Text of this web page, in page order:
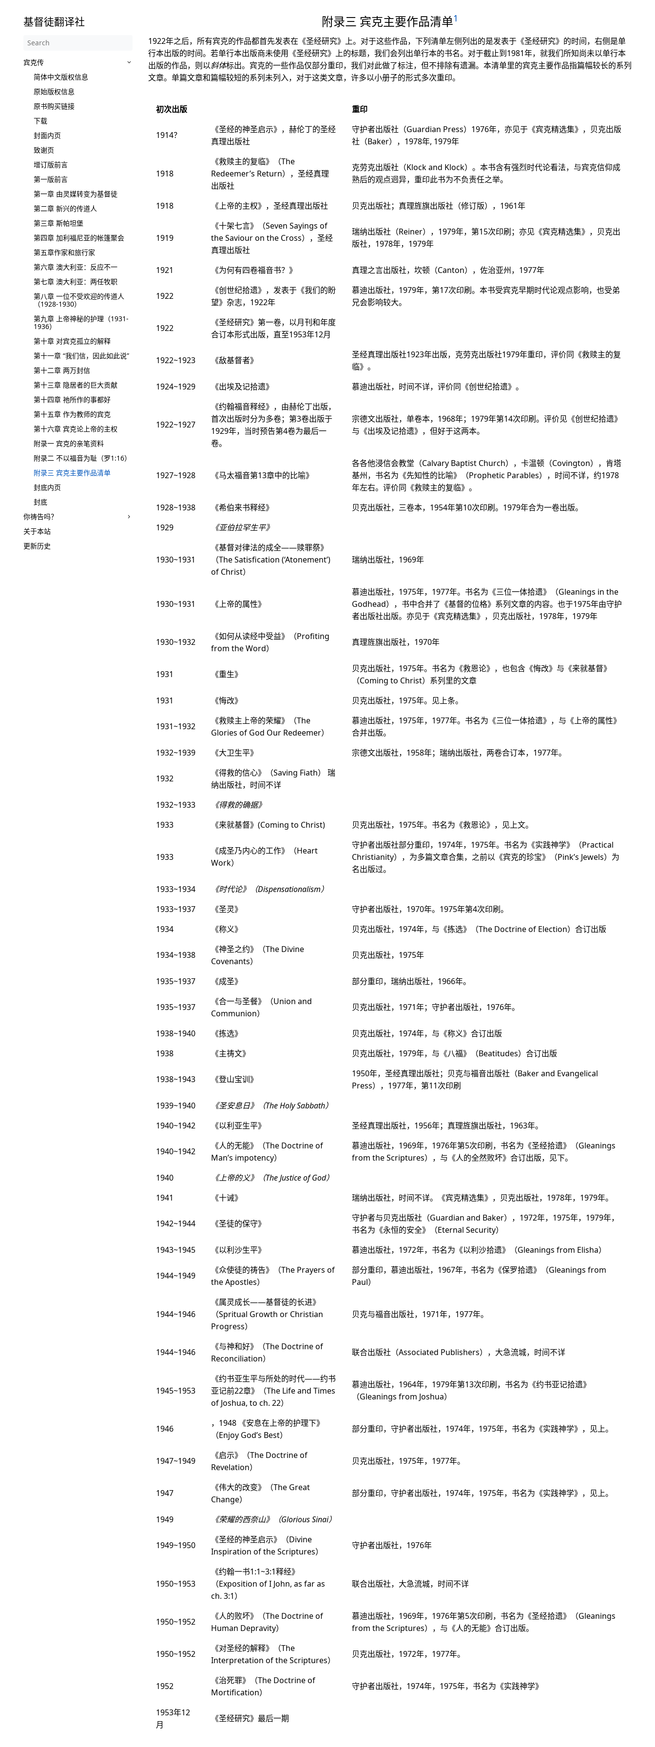
基督徒翻译社
宾克传
简体中文版权信息
原始版权信息
原书购买链接
下载
封面内页
致谢页
增订版前言
第一版前言
第一章 由灵媒转变为基督徒
第二章 新兴的传道人
第三章 斯帕坦堡
第四章 加利福尼亚的帐篷聚会
第五章作家和旅行家
第六章 澳大利亚：反应不一
第七章 澳大利亚：两任牧职
第八章 一位不受欢迎的传道人
（1928-1930）
第九章 上帝神秘的护理（1931-
1936）
第十章 对宾克孤立的解释
第十一章 “我们信，因此如此说”
第十二章 两万封信
第十三章 隐居者的巨大贡献
第十四章 祂所作的事都好
第十五章 作为教师的宾克
第十六章 宾克论上帝的主权
附录一 宾克的亲笔资料
附录二 不以福音为耻（罗1:16）
附录三 宾克主要作品清单
封底内页
封底
你祷告吗？
关于本站
更新历史
附录三 宾克主要作品清单1
1922年之后，所有宾克的作品都首先发表在《圣经研究》上。对于这些作品，下列清单左侧列出的是发表于《圣经研究》的时间，右侧是单
行本出版的时间。若单行本出版商未使用《圣经研究》上的标题，我们会列出单行本的书名。对于截止到1981年，就我们所知尚未以单行本
出版的作品，则以斜体标出。宾克的一些作品仅部分重印，我们对此做了标注，但不排除有遗漏。本清单里的宾克主要作品指篇幅较长的系列
文章。单篇文章和篇幅较短的系列未列入，对于这类文章，许多以小册子的形式多次重印。
初次出版 重印
1914？
《圣经的神圣启示》，赫伦丁的圣经
真理出版社
守护者出版社（Guardian Press）1976年，亦见于《宾克精选集》，贝克出版
社（Baker），1978年, 1979年
1918
《救赎主的复临》（The
Redeemer’s Return），圣经真理
出版社
克劳克出版社（Klock and Klock）。本书含有强烈时代论看法，与宾克信仰成
熟后的观点迥异，重印此书为不负责任之举。
1918 《上帝的主权》，圣经真理出版社 贝克出版社；真理旌旗出版社（修订版），1961年
1919
《十架七言》（Seven Sayings of
the Saviour on the Cross），圣经
真理出版社
瑞纳出版社（Reiner），1979年，第15次印刷；亦见《宾克精选集》，贝克出
版社，1978年，1979年
1921 《为何有四卷福音书？》 真理之言出版社，坎顿（Canton），佐治亚州，1977年
1922
《创世纪拾遗》，发表于《我们的盼
望》杂志，1922年
慕迪出版社，1979年，第17次印刷。本书受宾克早期时代论观点影响，也受弟
兄会影响较大。
1922
《圣经研究》第一卷，以月刊和年度
合订本形式出版，直至1953年12月
1922~1923 《敌基督者》
圣经真理出版社1923年出版，克劳克出版社1979年重印，评价同《救赎主的复
临》。
1924~1929
《出埃及记拾遗》 慕迪出版社，时间不详，评价同《创世纪拾遗》。
1922~1927
《约翰福音释经》，由赫伦丁出版，
首次出版时分为多卷；第3卷出版于
1929年，当时预告第4卷为最后一
卷。
宗德文出版社，单卷本，1968年；1979年第14次印刷。评价见《创世纪拾遗》
与《出埃及记拾遗》，但好于这两本。
1927~1928 《马太福音第13章中的比喻》
各各他浸信会教堂（Calvary Baptist Church），卡温顿（Covington），肯塔
基州，书名为《先知性的比喻》（Prophetic Parables），时间不详，约1978
年左右。评价同《救赎主的复临》。
1928~1938
《希伯来书释经》
贝克出版社，三卷本，1954年第10次印刷。1979年合为一卷出版。
1929
《亚伯拉罕生平》
1930~1931
《基督对律法的成全——赎罪祭》
（The Satisfication (‘Atonement’)
of Christ）
瑞纳出版社，1969年
1930~1931 《上帝的属性》
慕迪出版社，1975年，1977年。书名为《三位一体拾遗》（Gleanings in the
Godhead），书中合并了《基督的位格》系列文章的内容。也于1975年由守护
者出版社出版。亦见于《宾克精选集》，贝克出版社，1978年，1979年
1930~1932
《如何从读经中受益》（Profiting
from the Word）
真理旌旗出版社，1970年
1931 《重生》
贝克出版社，1975年。书名为《救恩论》，也包含《悔改》与《来就基督》
（Coming to Christ）系列里的文章
1931
《悔改》 贝克出版社，1975年。见上条。
1931~1932
《救赎主上帝的荣耀》（The
Glories of God Our Redeemer）
慕迪出版社，1975年，1977年。书名为《三位一体拾遗》，与《上帝的属性》
合并出版。
1932~1939
《大卫生平》 宗德文出版社，1958年；瑞纳出版社，两卷合订本，1977年。
1932
《得救的信心》（Saving Fiath） 瑞
纳出版社，时间不详
1932~1933
《得救的确据》
1933
《来就基督》(Coming to Christ) 贝克出版社，1975年。书名为《救恩论》，见上文。
1933
《成圣乃内心的工作》（Heart
Work）
守护者出版社部分重印，1974年，1975年。书名为《实践神学》（Practical
Christianity），为多篇文章合集，之前以《宾克的珍宝》（Pink’s Jewels）为
名出版过。
1933~1934
《时代论》（Dispensationalism）
1933~1937
《圣灵》
守护者出版社，1970年。1975年第4次印刷。
1934
《称义》 贝克出版社，1974年，与《拣选》（The Doctrine of Election）合订出版
1934~1938
《神圣之约》（The Divine
Covenants）
贝克出版社，1975年
1935~1937 《成圣》 部分重印，瑞纳出版社，1966年。
1935~1937
《合一与圣餐》（Union and
Communion）
贝克出版社，1971年；守护者出版社，1976年。
1938~1940 《拣选》
贝克出版社，1974年，与《称义》合订出版
1938
《主祷文》 贝克出版社，1979年，与《八福》（Beatitudes）合订出版
1938~1943 《登山宝训》
1950年，圣经真理出版社；贝克与福音出版社（Baker and Evangelical
Press），1977年，第11次印刷
1939~1940
《圣安息日》（The Holy Sabbath）
1940~1942
《以利亚生平》 圣经真理出版社，1956年；真理旌旗出版社，1963年。
1940~1942
《人的无能》（The Doctrine of
Man’s impotency）
慕迪出版社，1969年，1976年第5次印刷，书名为《圣经拾遗》（Gleanings
from the Scriptures），与《人的全然败坏》合订出版，见下。
1940
《上帝的义》（The Justice of God）
1941
《十诫》 瑞纳出版社，时间不详。《宾克精选集》，贝克出版社，1978年，1979年。
1942~1944 《圣徒的保守》
守护者与贝克出版社（Guardian and Baker），1972年，1975年，1979年，
书名为《永恒的安全》（Eternal Security）
1943~1945
《以利沙生平》 慕迪出版社，1972年，书名为《以利沙拾遗》（Gleanings from Elisha）
1944~1949
《众使徒的祷告》（The Prayers of
the Apostles）
部分重印，慕迪出版社，1967年，书名为《保罗拾遗》（Gleanings from
Paul）
1944~1946
《属灵成长——基督徒的长进》
（Spritual Growth or Christian
Progress）
贝克与福音出版社，1971年，1977年。
1944~1946
《与神和好》（The Doctrine of
Reconciliation）
联合出版社（Associated Publishers），大急流城，时间不详
1945~1953
《约书亚生平与所处的时代——约书
亚记前22章》（The Life and Times
of Joshua, to ch. 22）
慕迪出版社，1964年，1979年第13次印刷，书名为《约书亚记拾遗》
（Gleanings from Joshua）
1946
，1948 《安息在上帝的护理下》
（Enjoy God’s Best）
部分重印，守护者出版社，1974年，1975年，书名为《实践神学》，见上。
1947~1949
《启示》（The Doctrine of
Revelation）
贝克出版社，1975年，1977年。
1947
《伟大的改变》（The Great
Change）
部分重印，守护者出版社，1974年，1975年，书名为《实践神学》，见上。
1949 《荣耀的西奈山》（Glorious Sinai）
1949~1950
《圣经的神圣启示》（Divine
Inspiration of the Scriptures）
守护者出版社，1976年
1950~1953
《约翰一书1:1~3:1释经》
（Exposition of I John, as far as
ch. 3:1）
联合出版社，大急流城，时间不详
1950~1952
《人的败坏》（The Doctrine of
Human Depravity）
慕迪出版社，1969年，1976年第5次印刷，书名为《圣经拾遗》（Gleanings
from the Scriptures），与《人的无能》合订出版。
1950~1952
《对圣经的解释》（The
Interpretation of the Scriptures）
贝克出版社，1972年，1977年。
1952
《治死罪》（The Doctrine of
Mortification）
守护者出版社，1974年，1975年，书名为《实践神学》
1953年12
月
《圣经研究》最后一期